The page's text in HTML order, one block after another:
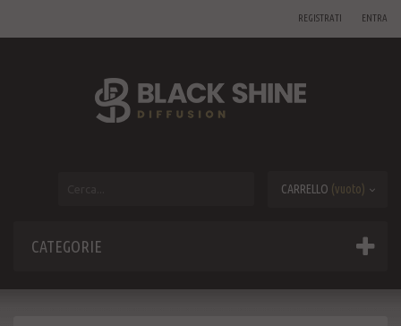
ENTRA
REGISTRATI
CARRELLO (vuoto)
CATEGORIE